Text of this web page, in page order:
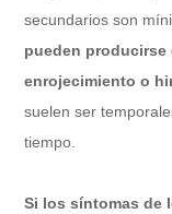
secundarios son
pueden
enrojecimiento o
suelen ser
tiempo.
Si los síntomas de